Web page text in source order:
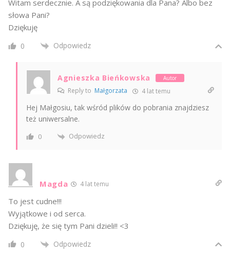
Witam serdecznie. A są podziękowania dla Pana? Albo bez
słowa Pani?
Dziękuję
0 Odpowiedz
Agnieszka Bieńkowska Autor
Reply to Małgorzata 4 lat temu
Hej Małgosiu, tak wśród plików do pobrania znajdziesz
też uniwersalne.
0 Odpowiedz
Magda 4 lat temu
To jest cudne!!!
Wyjątkowe i od serca.
Dziękuję, że się tym Pani dzieli!! <3
0 Odpowiedz